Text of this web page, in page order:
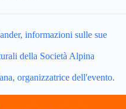
informazioni sulle sue
della Società Alpina
organizzatrice dell'evento.